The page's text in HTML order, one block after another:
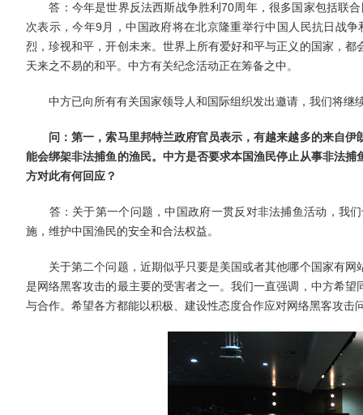
答：今年是世界反法西斯战争胜利70周年，很多国家包括联合
次表示，今年9月，中国政府将在北京隆重举行中国人民抗日战
烈，珍视和平，开创未来。世界上所有爱好和平与正义的国家，
天来之不易的和平。中方有关纪念活动正在筹备之中。
中方已向所有有关国家领导人和国际组织发出邀请，我们将继
问：第一，索马里邦特兰政府官员表示，有越来越多的来自
能会绑架非法捕鱼的渔民。中方是否要求本国渔民停止从事非法
方对此有何回应？
答：关于第一个问题，中国政府一贯反对非法捕鱼活动，我们
施，维护中国渔民的安全和合法权益。
关于第二个问题，近期似乎只要是美国或者其他哪个国家有网
是网络黑客攻击的最主要的受害者之一。我们一直强调，中方希
与合作。希望各方都能以积极、建设性态度合作应对网络黑客攻击